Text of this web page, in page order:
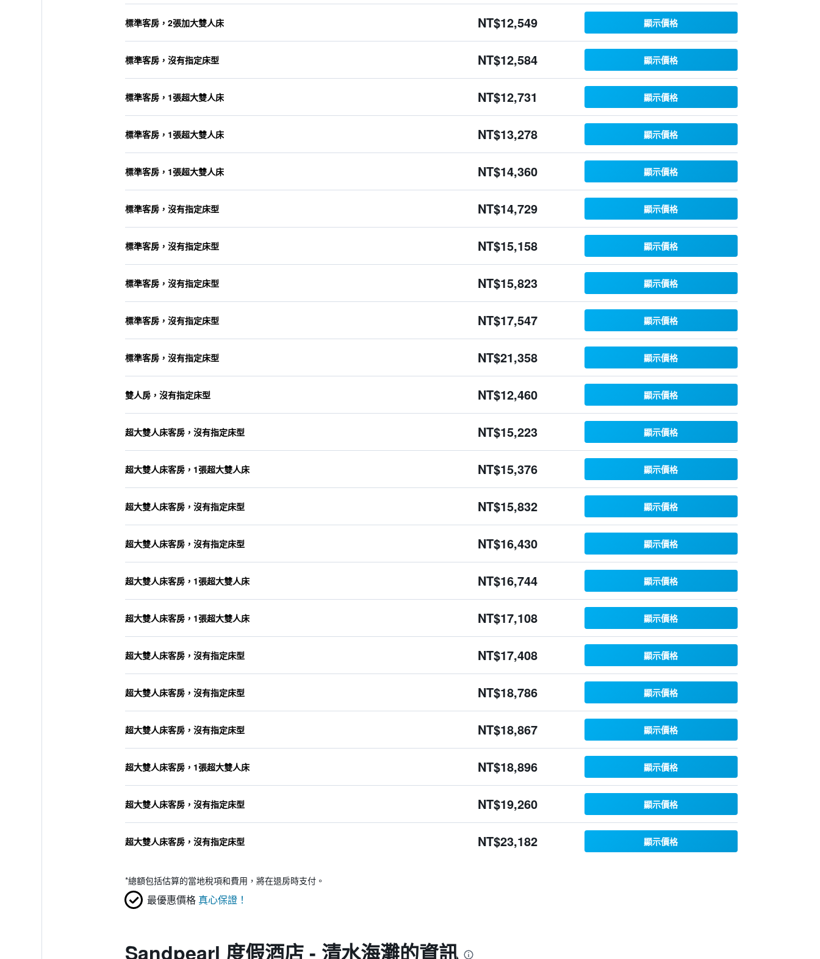
標準客房，2張加大雙人床 NT$12,549 顯示價格
標準客房，沒有指定床型 NT$12,584 顯示價格
標準客房，1張超大雙人床 NT$12,731 顯示價格
標準客房，1張超大雙人床 NT$13,278 顯示價格
標準客房，1張超大雙人床 NT$14,360 顯示價格
標準客房，沒有指定床型 NT$14,729 顯示價格
標準客房，沒有指定床型 NT$15,158 顯示價格
標準客房，沒有指定床型 NT$15,823 顯示價格
標準客房，沒有指定床型 NT$17,547 顯示價格
標準客房，沒有指定床型 NT$21,358 顯示價格
雙人房，沒有指定床型 NT$12,460 顯示價格
超大雙人床客房，沒有指定床型 NT$15,223 顯示價格
超大雙人床客房，1張超大雙人床 NT$15,376 顯示價格
超大雙人床客房，沒有指定床型 NT$15,832 顯示價格
超大雙人床客房，沒有指定床型 NT$16,430 顯示價格
超大雙人床客房，1張超大雙人床 NT$16,744 顯示價格
超大雙人床客房，1張超大雙人床 NT$17,108 顯示價格
超大雙人床客房，沒有指定床型 NT$17,408 顯示價格
超大雙人床客房，沒有指定床型 NT$18,786 顯示價格
超大雙人床客房，沒有指定床型 NT$18,867 顯示價格
超大雙人床客房，1張超大雙人床 NT$18,896 顯示價格
超大雙人床客房，沒有指定床型 NT$19,260 顯示價格
超大雙人床客房，沒有指定床型 NT$23,182 顯示價格
*總額包括估算的當地稅項和費用，將在退房時支付。
最優惠價格 真心保證！
Sandpearl 度假酒店 - 清水海灘的資訊